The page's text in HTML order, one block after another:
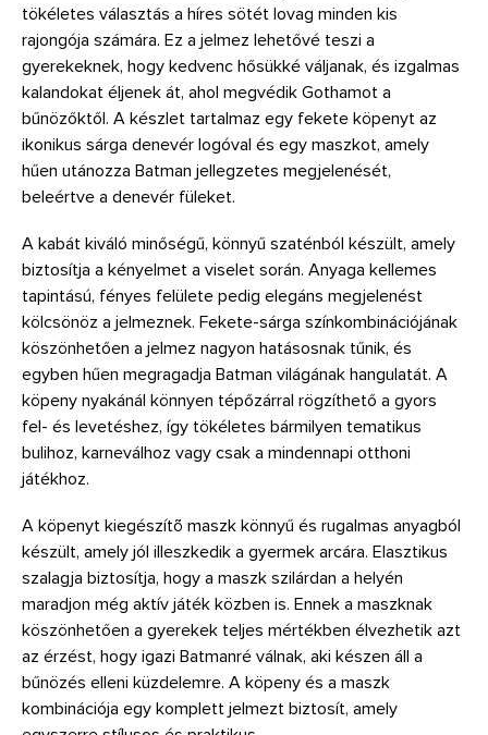
tökéletes választás a híres sötét lovag minden kis
rajongója számára. Ez a jelmez lehetővé teszi a
gyerekeknek, hogy kedvenc hősükké váljanak, és izgalmas
kalandokat éljenek át, ahol megvédik Gothamot a
bűnözőktől. A készlet tartalmaz egy fekete köpenyt az
ikonikus sárga denevér logóval és egy maszkot, amely
hűen utánozza Batman jellegzetes megjelenését,
beleértve a denevér füleket.
A kabát kiváló minőségű, könnyű szaténból készült, amely
biztosítja a kényelmet a viselet során. Anyaga kellemes
tapintású, fényes felülete pedig elegáns megjelenést
kölcsönöz a jelmeznek. Fekete-sárga színkombinációjának
köszönhetően a jelmez nagyon hatásosnak tűnik, és
egyben hűen megragadja Batman világának hangulatát. A
köpeny nyakánál könnyen tépőzárral rögzíthető a gyors
fel- és levetéshez, így tökéletes bármilyen tematikus
bulihoz, karneválhoz vagy csak a mindennapi otthoni
játékhoz.
A köpenyt kiegészítõ maszk könnyű és rugalmas anyagból
készült, amely jól illeszkedik a gyermek arcára. Elasztikus
szalagja biztosítja, hogy a maszk szilárdan a helyén
maradjon még aktív játék közben is. Ennek a maszknak
köszönhetően a gyerekek teljes mértékben élvezhetik azt
az érzést, hogy igazi Batmanré válnak, aki készen áll a
bűnözés elleni küzdelemre. A köpeny és a maszk
kombinációja egy komplett jelmezt biztosít, amely